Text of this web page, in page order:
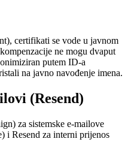
certifikati se vode u javnom
ne mogu dvaput
putem ID-a
na javno navođenje imena.
(Resend)
za sistemske e-mailove
i Resend za interni prijenos